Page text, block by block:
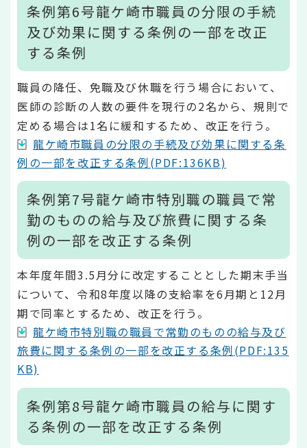
条例第6号龍ケ崎市職員の分限の手続
及び効果に関する条例の一部を改正
する条例
職員の降任、免職及び休職を行う場合において、
医師の診断の人数の要件を現行の2名から、規則で
定める場合は1名に緩和するため、改正を行う。
龍ケ崎市職員の分限の手続及び効果に関する条
例の一部を改正する条例(PDF:136KB)
条例第7号龍ケ崎市特別職の職員で常
勤のものの給与及び旅費に関する条
例の一部を改正する条例
本年度年間3.5月分に改定することとした期末手当
について、令和8年度以降の支給率を6月期と12月
期で同率とするため、改正を行う。
龍ケ崎市特別職の職員で常勤のものの給与及び
旅費に関する条例の一部を改正する条例(PDF:135
KB)
条例第8号龍ケ崎市職員の給与に関す
る条例の一部を改正する条例